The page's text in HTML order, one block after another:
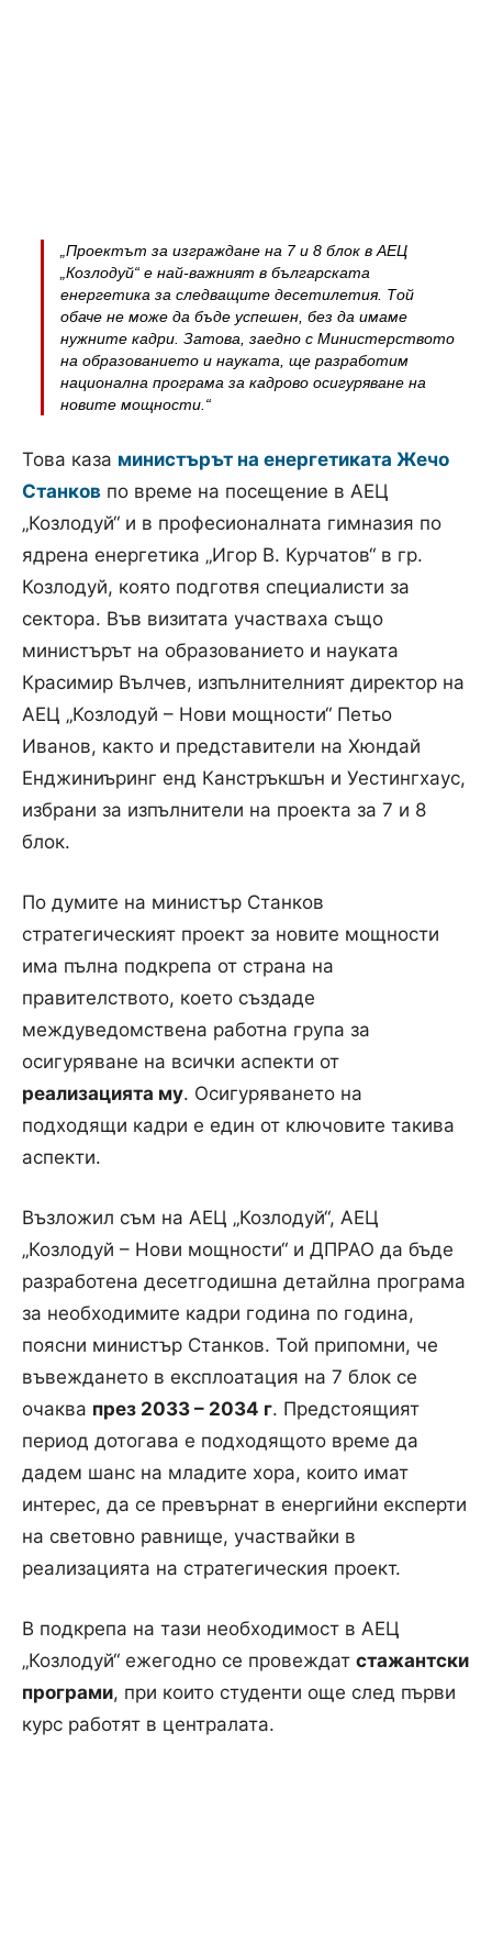
„Проектът за изграждане на 7 и 8 блок в АЕЦ
„Козлодуй“ е най-важният в българската
енергетика за следващите десетилетия. Той
обаче не може да бъде успешен, без да имаме
нужните кадри. Затова, заедно с Министерството
на образованието и науката, ще разработим
национална програма за кадрово осигуряване на
новите мощности.“
Това каза министърът на енергетиката Жечо
Станков по време на посещение в АЕЦ
„Козлодуй“ и в професионалната гимназия по
ядрена енергетика „Игор В. Курчатов“ в гр.
Козлодуй, която подготвя специалисти за
сектора. Във визитата участваха също
министърът на образованието и науката
Красимир Вълчев, изпълнителният директор на
АЕЦ „Козлодуй – Нови мощности“ Петьо
Иванов, както и представители на Хюндай
Енджиниъринг енд Канстръкшън и Уестингхаус,
избрани за изпълнители на проекта за 7 и 8
блок.
По думите на министър Станков
стратегическият проект за новите мощности
има пълна подкрепа от страна на
правителството, което създаде
междуведомствена работна група за
осигуряване на всички аспекти от
реализацията му. Осигуряването на
подходящи кадри е един от ключовите такива
аспекти.
Възложил съм на АЕЦ „Козлодуй“, АЕЦ
„Козлодуй – Нови мощности“ и ДПРАО да бъде
разработена десетгодишна детайлна програма
за необходимите кадри година по година,
поясни министър Станков. Той припомни, че
въвеждането в експлоатация на 7 блок се
очаква през 2033 – 2034 г. Предстоящият
период дотогава е подходящото време да
дадем шанс на младите хора, които имат
интерес, да се превърнат в енергийни експерти
на световно равнище, участвайки в
реализацията на стратегическия проект.
В подкрепа на тази необходимост в АЕЦ
„Козлодуй“ ежегодно се провеждат стажантски
програми, при които студенти още след първи
курс работят в централата.